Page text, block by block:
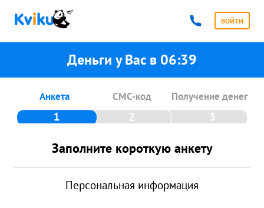
ВОЙТИ
Анкета СМС-код Получение денег
Заполните короткую анкету
Персональная информация
Деньги у Вас в 06:39